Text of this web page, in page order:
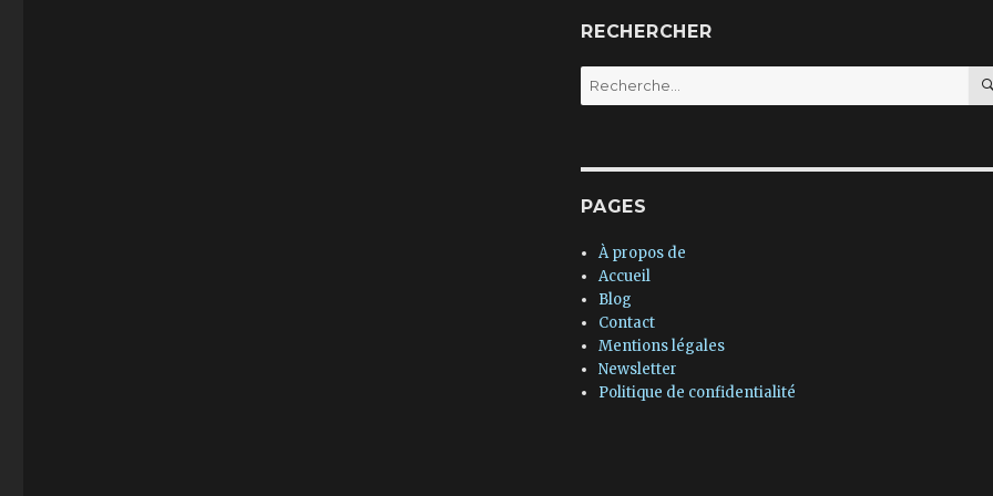
RECHERCHER
Recherche
pour :
PAGES
À propos de
Accueil
Blog
Contact
Mentions légales
Newsletter
Politique de confidentialité